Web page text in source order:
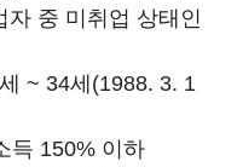
자 중 미취업 상태인
~ 34세(1988. 3. 1
득 150% 이하